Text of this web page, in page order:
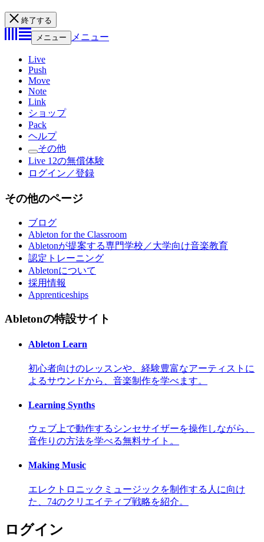
終了する
メニュー
メニュー
Live
Push
Move
Note
Link
ショップ
Pack
ヘルプ
その他
Live 12の無償体験
ログイン／登録
その他のページ
ブログ
Ableton for the Classroom
Abletonが提案する専門学校／大学向け音楽教育
認定トレーニング
Abletonについて
採用情報
Apprenticeships
Abletonの特設サイト
Ableton Learn
初心者向けのレッスンや、経験豊富なアーティストに
よるサウンドから、音楽制作を学べます。
Learning Synths
ウェブ上で動作するシンセサイザーを操作しながら、
音作りの方法を学べる無料サイト。
Making Music
エレクトロニックミュージックを制作する人に向け
た、74のクリエイティブ戦略を紹介。
ログイン